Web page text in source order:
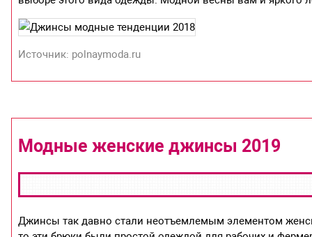
Источник: polnaymoda.ru
Модные женские джинсы 2019
Джинсы так давно стали неотъемлемым элементом